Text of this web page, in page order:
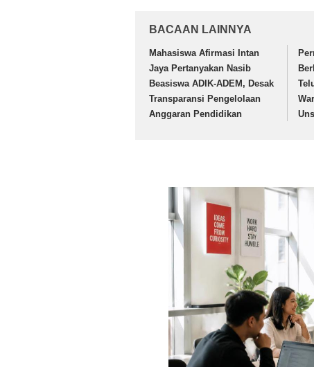
BACAAN LAINNYA
Mahasiswa Afirmasi Intan
Jaya Pertanyakan Nasib
Beasiswa ADIK-ADEM, Desak
Transparansi Pengelolaan
Anggaran Pendidikan